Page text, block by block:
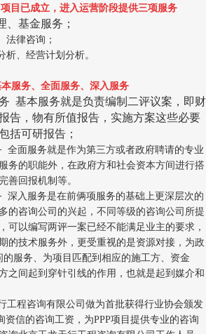
目已成立，进入运营阶段提供三项服务
、基金服务；
律咨询；
、经营计划分析。
服务、全面服务、深入服务
基本服务就是负责编制二评议案，即财
告，物有所值报告，实施方案这些必要
括可研报告；
服务就是作为第三方或者政府聘请的专业
务的职能外，在政府方和社会资本方间进行搭
善回报机制等。
服务是在前俩项服务的基础上更深层次的
的咨询公司的兴起，不同等级的咨询公司所提
可以编写两评一案已经不能满足业主的要求，
的技术服务外，更受重视的是资源对接，为政
的服务、为项目匹配到相应的施工方、资金
之间起到穿针引线的作用，也就是起到媒介和
咨询有限公司做为首批获得行业协会颁发
资信的咨询工资，为PPP项目提供专业的咨询